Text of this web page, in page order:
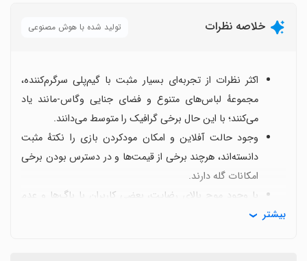
خلاصه نظرات تولید شده با هوش مصنوعی
اکثر نظرات از تجربه‌ای بسیار مثبت با گیم‌پلی سرگرم‌کننده،
مجموعهٔ لباس‌های متنوع و فضای جنایی وگاس-مانند یاد
می‌کنند؛ با این حال برخی گرافیک را متوسط می‌دانند.
وجود حالت آفلاین و امکان مودکردن بازی را نکتهٔ مثبت
دانسته‌اند، هرچند برخی از قیمت‌ها و در دسترس بودن برخی
امکانات گله دارند.
با وجود موج بالای رضایت، بعضی کاربران با باگ‌ها و عدم
پایداری نسبی در کنار درخواست بهبود گفت‌وگو کرده‌اند. بیشتر